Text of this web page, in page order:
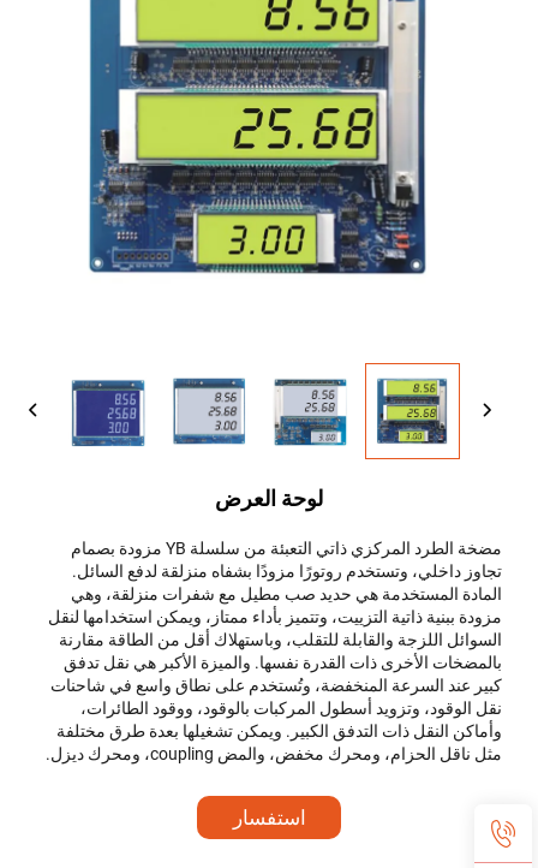
لوحة العرض
مضخة الطرد المركزي ذاتي التعبئة من سلسلة YB مزودة بصمام
تجاوز داخلي، وتستخدم روتورًا مزودًا بشفاه منزلقة لدفع السائل.
المادة المستخدمة هي حديد صب مطيل مع شفرات منزلقة، وهي
مزودة ببنية ذاتية التزييت، وتتميز بأداء ممتاز، ويمكن استخدامها لنقل
السوائل اللزجة والقابلة للتقلب، وباستهلاك أقل من الطاقة مقارنة
بالمضخات الأخرى ذات القدرة نفسها. والميزة الأكبر هي نقل تدفق
كبير عند السرعة المنخفضة، وتُستخدم على نطاق واسع في شاحنات
نقل الوقود، وتزويد أسطول المركبات بالوقود، ووقود الطائرات،
وأماكن النقل ذات التدفق الكبير. ويمكن تشغيلها بعدة طرق مختلفة
مثل ناقل الحزام، ومحرك مخفض، والمض coupling، ومحرك ديزل.
استفسار